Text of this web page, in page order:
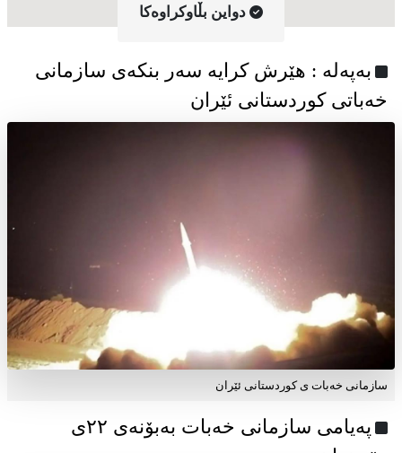
دواین بڵاوکراوه‌کا
به‌په‌له‌ : هێرش کرایە سەر بنکەی سازمانی
خەباتی کوردستانی ئێران
سازمانی خەبات ی کوردستانی ئێران
پەیامی سازمانی خەبات بەبۆنەی ۲۲ی